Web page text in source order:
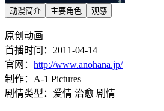
动漫简介 主要角色 观感
原创动画
首播时间：2011-04-14
官网： http://www.anohana.jp/
制作：A-1 Pictures
剧情类型：爱情 治愈 剧情